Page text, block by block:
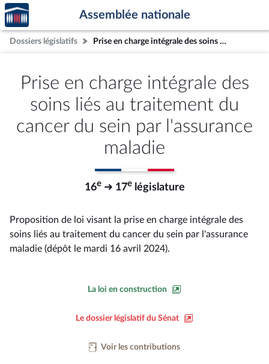
Aller au contenu
Aller en bas de la page
Accèder
à la
page
d'accueil
Assemblée nationale
Dossiers législatifs Prise en charge intégrale des soins liés au traitement du cancer du sein par l'assurance maladie
Prise en charge intégrale des
soins liés au traitement du
cancer du sein par l'assurance
maladie
16e➜ 17elégislature
Proposition de loi visant la prise en charge intégrale des
soins liés au traitement du cancer du sein par l'assurance
maladie (dépôt le mardi 16 avril 2024).
La loi en construction
Le dossier législatif du Sénat
Voir les contributions